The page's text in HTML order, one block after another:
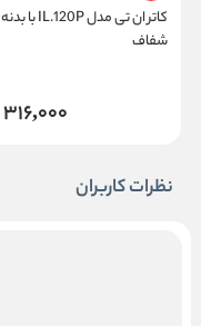
کاتر ان تی مدل IL.120P با بدنه
شفاف
316,000
نظرات کاربران